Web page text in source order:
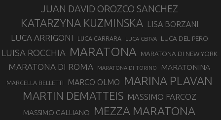
JUAN DAVID OROZCO SANCHEZ
KATARZYNA KUZMINSKA LISA BORZANI
LUCA ARRIGONI LUCA CARRARA LUCA CERVA LUCA DEL PERO
LUISA ROCCHIA MARATONA MARATONA DI NEW YORK
MARATONA DI ROMA MARATONA DI TORINO MARATONINA
MARCELLA BELLETTI MARCO OLMO MARINA PLAVAN
MARTIN DEMATTEIS MASSIMO FARCOZ
MASSIMO GALLIANO MEZZA MARATONA